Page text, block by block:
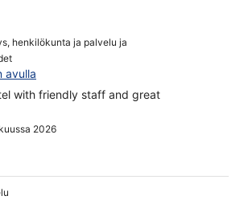
henkilökunta ja palvelu ja
avulla
with friendly staff and great
2026